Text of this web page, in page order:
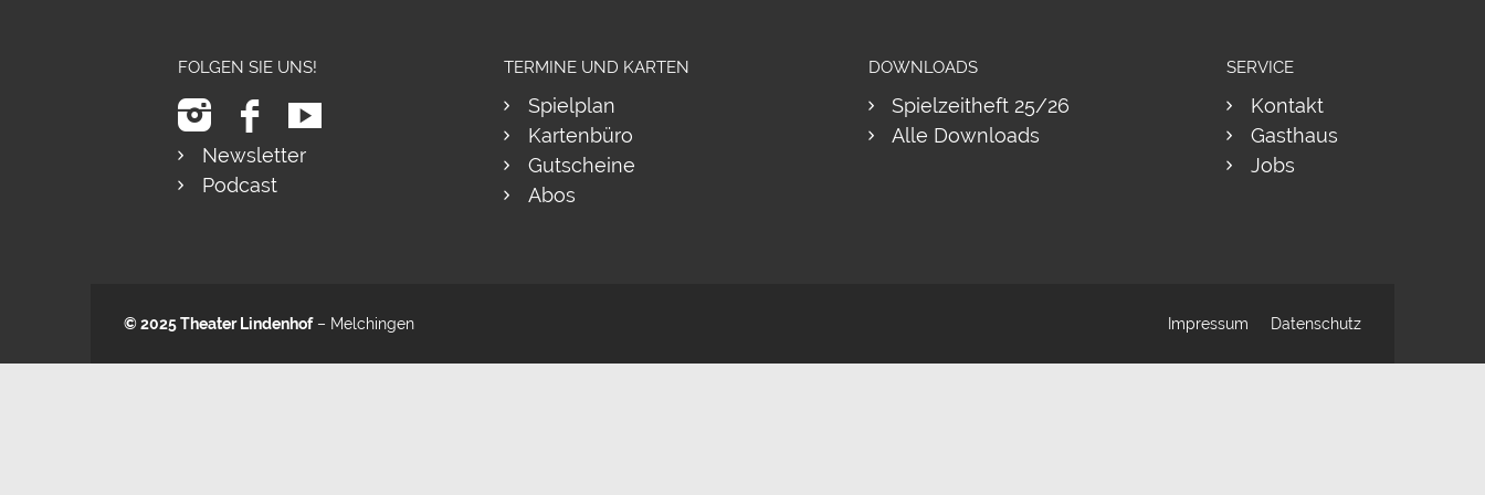
FOLGEN SIE UNS!
Newsletter
Podcast
TERMINE UND KARTEN
Spielplan
Kartenbüro
Gutscheine
Abos
DOWNLOADS
Spielzeitheft 25/26
Alle Downloads
SERVICE
Kontakt
Gasthaus
Jobs
© 2025Theater Lindenhof– Melchingen Impressum Datenschutz